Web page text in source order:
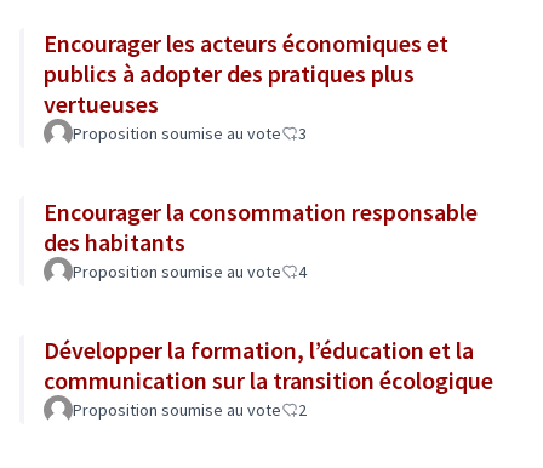
Encourager les acteurs économiques et
publics à adopter des pratiques plus
vertueuses
Proposition soumise au vote 3
Encourager la consommation responsable
des habitants
Proposition soumise au vote 4
Développer la formation, l’éducation et la
communication sur la transition écologique
Proposition soumise au vote 2